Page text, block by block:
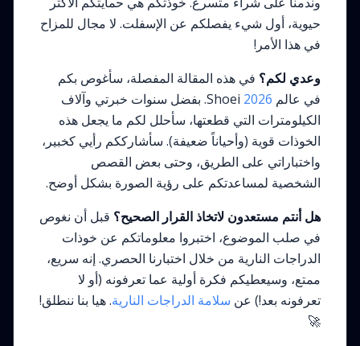
حيوية، أول شيء يفصلكم عن الإسفلت. لا مجال للمزاح
في هذا الأمر!
وعدي لكم؟ في هذه المقالة المفصلة، سأغوص بكم
في عالم Shoei 2026
. بفضل سنوات خبرتي وآلاف
الكيلومترات التي قطعتها، سأحلل لكم ما يجعل هذه
الخوذات قوية (وأحياناً ضعيفة). سأشارككم رأيي كخبير،
واختباراتي على الطريق، وحتى بعض القصص
الشخصية لمساعدتكم على رؤية الصورة بشكل أوضح.
هل أنتم مستعدون لاتخاذ القرار الصحيح؟ قبل أن نغوص
في صلب الموضوع، اختبروا معلوماتكم عن خوذات
الدراجات النارية من خلال اختبارنا الحصري. إنه سريع،
ممتع، وسيعطيكم فكرة أولية عما تعرفونه (أو لا
تعرفونه بعد!) عن سلامة الدراجات النارية. هيا بنا ننطلق!
🚀